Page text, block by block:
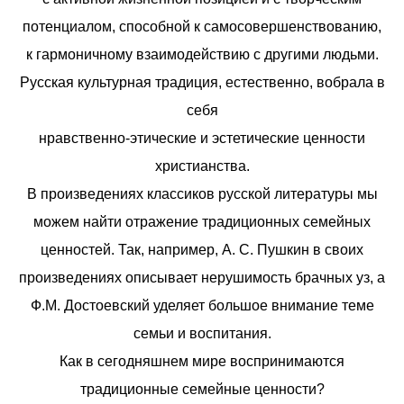
потенциалом, способной к самосовершенствованию,
к гармоничному взаимодействию с другими людьми.
Русская культурная традиция, естественно, вобрала в
себя
нравственно-этические и эстетические ценности
христианства.
В произведениях классиков русской литературы мы
можем найти отражение традиционных семейных
ценностей. Так, например, А. С. Пушкин в своих
произведениях описывает нерушимость брачных уз, а
Ф.М. Достоевский уделяет большое внимание теме
семьи и воспитания.
Как в сегодняшнем мире воспринимаются
традиционные семейные ценности?